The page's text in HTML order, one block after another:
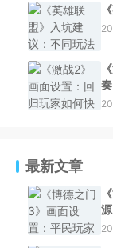
奏
最新文章
源